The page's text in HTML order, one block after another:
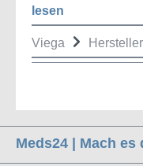
lesen
Viega
Meds24 | Mach